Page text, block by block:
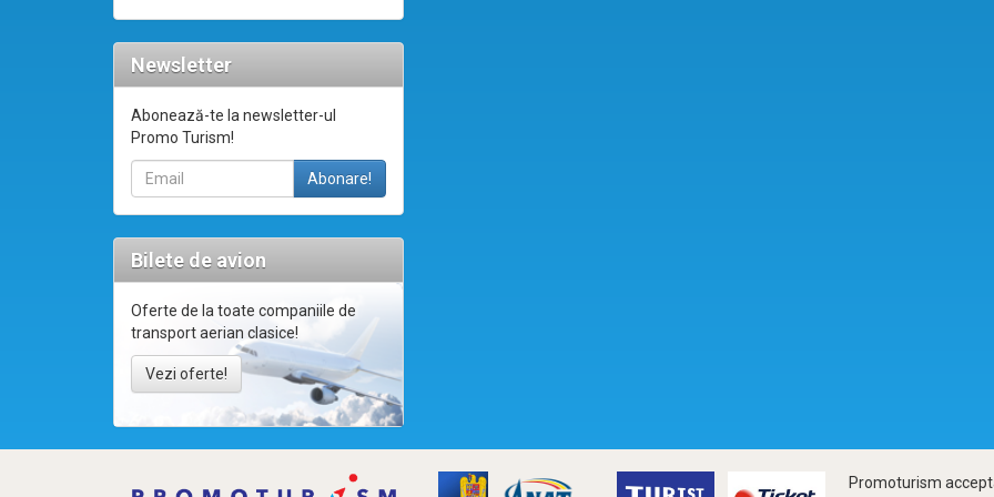
Newsletter
Abonează-te la newsletter-ul
Promo Turism!
Bilete de avion
Oferte de la toate companiile de
transport aerian clasice!
Vezi oferte!
Promoturism